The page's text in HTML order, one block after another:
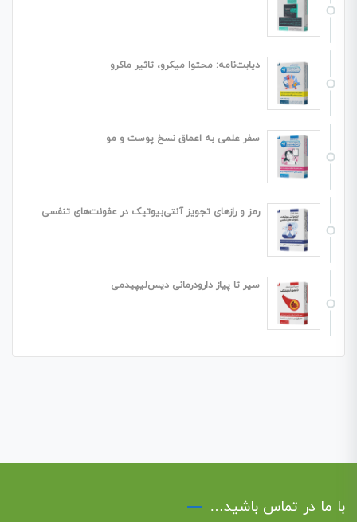
دیابت‌نامه: محتوا میکرو، تاثیر ماکرو
سفر علمی به اعماق نسخ پوست و مو
رمز و رازهای تجویز آنتی‌بیوتیک در عفونت‌های تنفسی
سیر تا پیاز دارودرمانی دیس‌لیپیدمی
با ما در تماس باشید…